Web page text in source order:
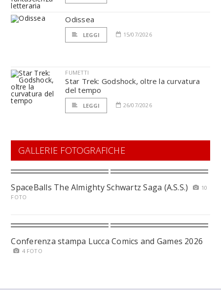
Odissea
LEGGI 15/07/2026
FUMETTI
Star Trek: Godshock, oltre la curvatura
del tempo
LEGGI 26/07/2026
GALLERIE FOTOGRAFICHE
SpaceBalls The Almighty Schwartz Saga (A.S.S.)
10
FOTO
Conferenza stampa Lucca Comics and Games 2026
4 FOTO